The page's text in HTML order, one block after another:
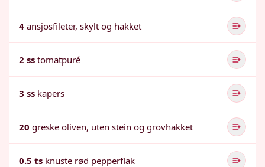
4 ansjosfileter, skylt og hakket
2 ss tomatpuré
3 ss kapers
20 greske oliven, uten stein og grovhakket
0.5 ts knuste rød pepperflak